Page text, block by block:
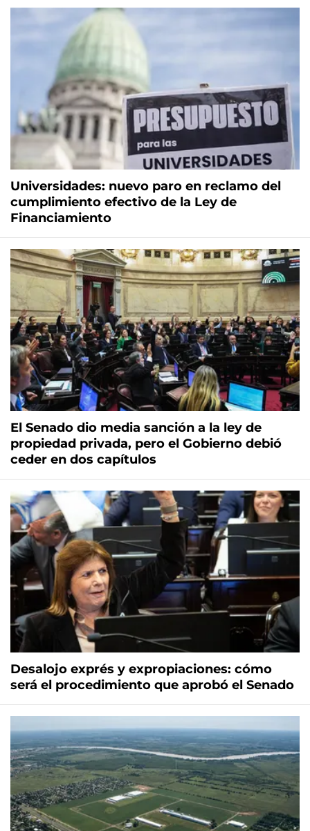
Universidades: nuevo paro en reclamo del
cumplimiento efectivo de la Ley de
Financiamiento
El Senado dio media sanción a la ley de
propiedad privada, pero el Gobierno debió
ceder en dos capítulos
Desalojo exprés y expropiaciones: cómo
será el procedimiento que aprobó el Senado